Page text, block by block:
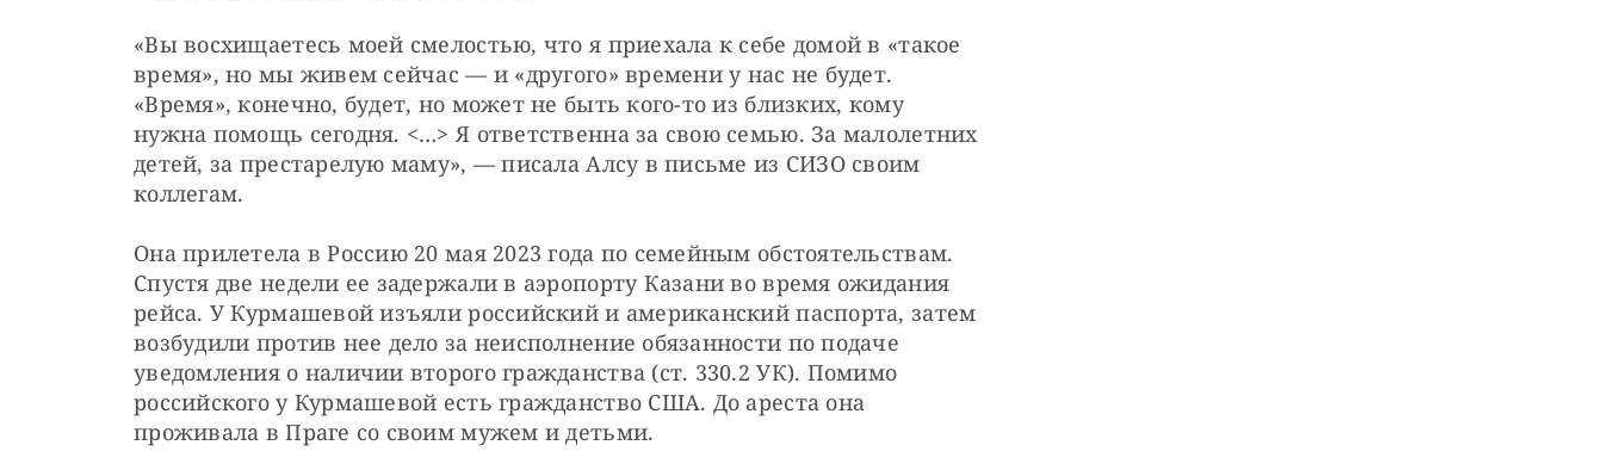
«Вы восхищаетесь моей смелостью, что я приехала к себе домой в «такое
время», но мы живем сейчас — и «другого» времени у нас не будет.
«Время», конечно, будет, но может не быть кого-то из близких, кому
нужна помощь сегодня. <…> Я ответственна за свою семью. За малолетних
детей, за престарелую маму», — писала Алсу в письме из СИЗО своим
коллегам.
Она прилетела в Россию 20 мая 2023 года по семейным обстоятельствам.
Спустя две недели ее задержали в аэропорту Казани во время ожидания
рейса. У Курмашевой изъяли российский и американский паспорта, затем
возбудили против нее дело за неисполнение обязанности по подаче
уведомления о наличии второго гражданства (ст. 330.2 УК). Помимо
российского у Курмашевой есть гражданство США. До ареста она
проживала в Праге со своим мужем и детьми.